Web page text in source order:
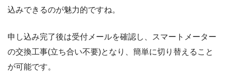
込みできるのが魅力的ですね。
申し込み完了後は受付メールを確認し、スマートメーター
の交換工事(立ち合い不要)となり、簡単に切り替えること
が可能です。